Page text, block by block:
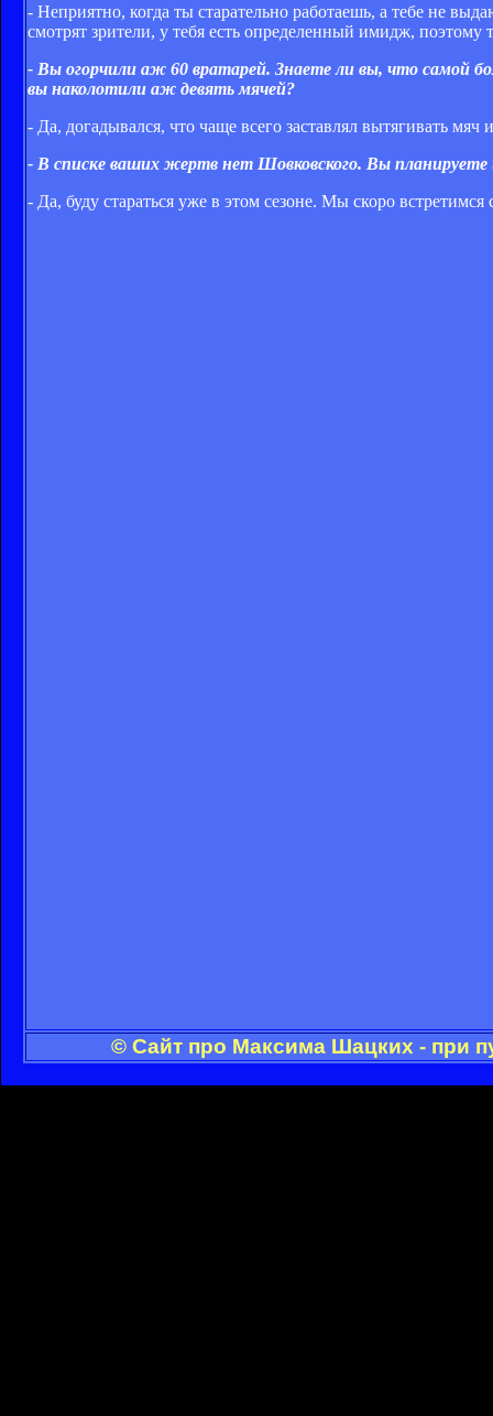
- Неприятно, когда ты старательно работаешь, а тебе не
смотрят зрители, у тебя есть определенный имидж,
- Вы огорчили аж 60 вратарей. Знаете ли вы, что самой
вы наколотили аж девять мячей?
- Да, догадывался, что чаще всего заставлял вытягивать
- В списке ваших жертв нет Шовковского. Вы
- Да, буду стараться уже в этом сезоне. Мы скоро
© Сайт про Максима Шацких - при